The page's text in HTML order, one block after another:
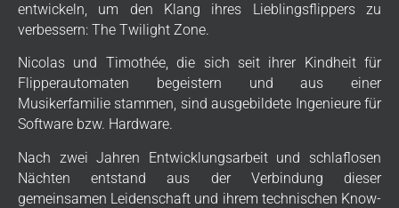
entwickeln, um den Klang ihres Lieblingsflippers zu
verbessern: The Twilight Zone.
Nicolas und Timothée, die sich seit ihrer Kindheit für
Flipperautomaten begeistern und aus einer
Musikerfamilie stammen, sind ausgebildete Ingenieure für
Software bzw. Hardware.
Nach zwei Jahren Entwicklungsarbeit und schlaflosen
Nächten entstand aus der Verbindung dieser
gemeinsamen Leidenschaft und ihrem technischen Know-